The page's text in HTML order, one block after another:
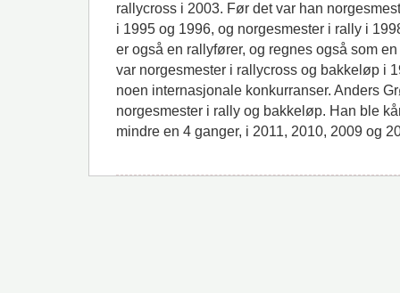
rallycross i 2003. Før det var han
i 1995 og 1996, og norgesmester i rally i
er også en rallyfører, og regnes også som
var norgesmester i rallycross og bakkeløp i
noen internasjonale konkurranser. Anders
norgesmester i rally og bakkeløp. Han ble
mindre en 4 ganger, i 2011, 2010, 2009 og